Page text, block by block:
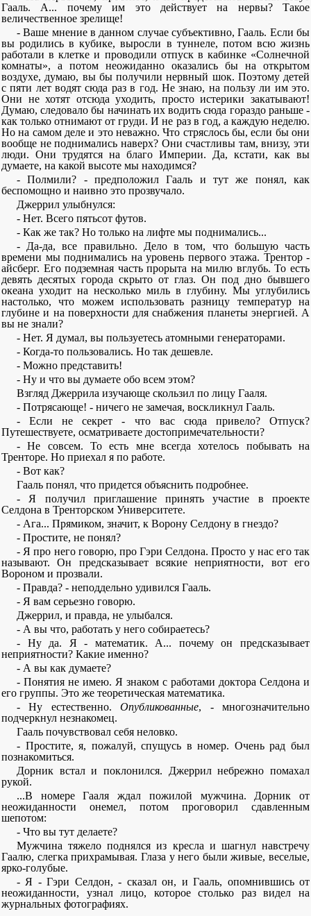
Гааль. А... почему им это действует на нервы? Такое
величественное зрелище!
- Ваше мнение в данном случае субъективно, Гааль. Если бы
вы родились в кубике, выросли в туннеле, потом всю жизнь
работали в клетке и проводили отпуск в кабинке «Солнечной
комнаты», а потом неожиданно оказались бы на открытом
воздухе, думаю, вы бы получили нервный шок. Поэтому детей
с пяти лет водят сюда раз в год. Не знаю, на пользу ли им это.
Они не хотят отсюда уходить, просто истерики закатывают!
Думаю, следовало бы начинать их водить сюда гораздо раньше -
как только отнимают от груди. И не раз в год, а каждую неделю.
Но на самом деле и это неважно. Что стряслось бы, если бы они
вообще не поднимались наверх? Они счастливы там, внизу, эти
люди. Они трудятся на благо Империи. Да, кстати, как вы
думаете, на какой высоте мы находимся?
- Полмили? - предположил Гааль и тут же понял, как
беспомощно и наивно это прозвучало.
Джеррил улыбнулся:
- Нет. Всего пятьсот футов.
- Как же так? Но только на лифте мы поднимались...
- Да-да, все правильно. Дело в том, что большую часть
времени мы поднимались на уровень первого этажа. Трентор -
айсберг. Его подземная часть прорыта на милю вглубь. То есть
девять десятых города скрыто от глаз. Он под дно бывшего
океана уходит на несколько миль в глубину. Мы углубились
настолько, что можем использовать разницу температур на
глубине и на поверхности для снабжения планеты энергией. А
вы не знали?
- Нет. Я думал, вы пользуетесь атомными генераторами.
- Когда-то пользовались. Но так дешевле.
- Можно представить!
- Ну и что вы думаете обо всем этом?
Взгляд Джеррила изучающе скользил по лицу Гааля.
- Потрясающе! - ничего не замечая, воскликнул Гааль.
- Если не секрет - что вас сюда привело? Отпуск?
Путешествуете, осматриваете достопримечательности?
- Не совсем. То есть мне всегда хотелось побывать на
Тренторе. Но приехал я по работе.
- Вот как?
Гааль понял, что придется объяснить подробнее.
- Я получил приглашение принять участие в проекте
Селдона в Тренторском Университете.
- Ага... Прямиком, значит, к Ворону Селдону в гнездо?
- Простите, не понял?
- Я про него говорю, про Гэри Селдона. Просто у нас его так
называют. Он предсказывает всякие неприятности, вот его
Вороном и прозвали.
- Правда? - неподдельно удивился Гааль.
- Я вам серьезно говорю.
Джеррил, и правда, не улыбался.
- А вы что, работать у него собираетесь?
- Ну да. Я - математик. А... почему он предсказывает
неприятности? Какие именно?
- А вы как думаете?
- Понятия не имею. Я знаком с работами доктора Селдона и
его группы. Это же теоретическая математика.
- Ну естественно.Опубликованные, - многозначительно
подчеркнул незнакомец.
Гааль почувствовал себя неловко.
- Простите, я, пожалуй, спущусь в номер. Очень рад был
познакомиться.
Дорник встал и поклонился. Джеррил небрежно помахал
рукой.
...В номере Гааля ждал пожилой мужчина. Дорник от
неожиданности онемел, потом проговорил сдавленным
шепотом:
- Что вы тут делаете?
Мужчина тяжело поднялся из кресла и шагнул навстречу
Гаалю, слегка прихрамывая. Глаза у него были живые, веселые,
ярко-голубые.
- Я - Гэри Селдон, - сказал он, и Гааль, опомнившись от
неожиданности, узнал лицо, которое столько раз видел на
журнальных фотографиях.